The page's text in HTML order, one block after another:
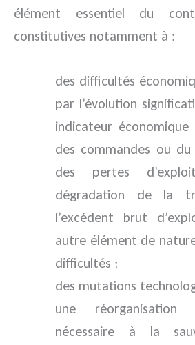
élément essentiel du
constitutives notamment à :
des difficultés
par l’évolution
indicateur économique
des commandes ou du
des pertes
dégradation de la
l’excédent brut
autre élément de
difficultés ;
des mutations
une réorganisation
nécessaire à la